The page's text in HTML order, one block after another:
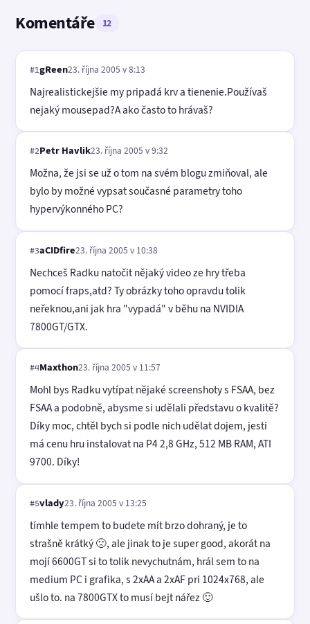
Komentáře 12
#1gReen23. října 2005 v 8:13
Najrealistickejšie my pripadá krv a tienenie.Používaš
nejaký mousepad?A ako často to hrávaš?
#2Petr Havlik23. října 2005 v 9:32
Možna, že jsi se už o tom na svém blogu zmiňoval, ale
bylo by možné vypsat současné parametry toho
hypervýkonného PC?
#3aCIDfire23. října 2005 v 10:38
Nechceš Radku natočit nějaký video ze hry třeba
pomocí fraps,atd? Ty obrázky toho opravdu tolik
neřeknou,ani jak hra "vypadá" v běhu na NVIDIA
7800GT/GTX.
#4Maxthon23. října 2005 v 11:57
Mohl bys Radku vytípat nějaké screenshoty s FSAA, bez
FSAA a podobně, abysme si udělali představu o kvalitě?
Díky moc, chtěl bych si podle nich udělat dojem, jesti
má cenu hru instalovat na P4 2,8 GHz, 512 MB RAM, ATI
9700. Díky!
#5vlady23. října 2005 v 13:25
tímhle tempem to budete mít brzo dohraný, je to
strašně krátký 🙁, ale jinak to je super good, akorát na
mojí 6600GT si to tolik nevychutnám, hrál sem to na
medium PC i grafika, s 2xAA a 2xAF pri 1024x768, ale
ušlo to. na 7800GTX to musí bejt nářez 🙂